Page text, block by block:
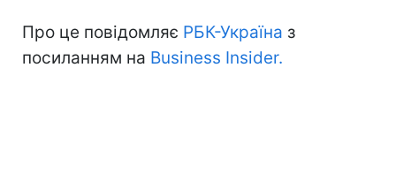
Про це повідомляє РБК-Україна з
посиланням на Business Insider.